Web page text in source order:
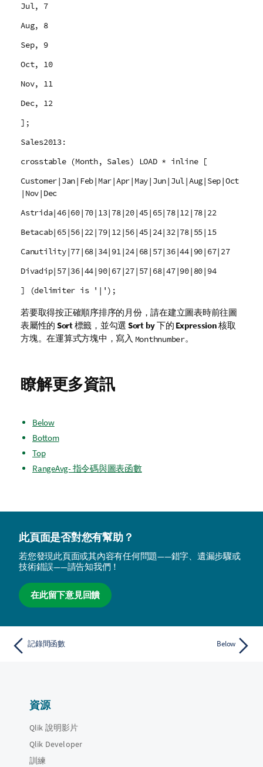
Jul, 7
Aug, 8
Sep, 9
Oct, 10
Nov, 11
Dec, 12
];
Sales2013:
crosstable (Month, Sales) LOAD * inline [
Customer|Jan|Feb|Mar|Apr|May|Jun|Jul|Aug|Sep|Oct
|Nov|Dec
Astrida|46|60|70|13|78|20|45|65|78|12|78|22
Betacab|65|56|22|79|12|56|45|24|32|78|55|15
Canutility|77|68|34|91|24|68|57|36|44|90|67|27
Divadip|57|36|44|90|67|27|57|68|47|90|80|94
] (delimiter is '|');
若要取得按正確順序排序的月份，請在建立圖表時前往圖
表屬性的 Sort標籤，並勾選 Sort by下的 Expression核取
方塊。在運算式方塊中，寫入 Monthnumber。
瞭解更多資訊
Below
Bottom
Top
RangeAvg- 指令碼與圖表函數
此頁面是否對您有幫助？
若您發現此頁面或其內容有任何問題——錯字、遺漏步驟或
技術錯誤——請告知我們！
在此留下意見回饋
記錄間函數 Below
資源
Qlik 說明影片
Qlik Developer
訓練